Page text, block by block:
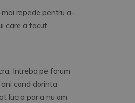
repede pentru a-
care a facut
Intreba pe forum
cand dorinta
lucra pana nu am